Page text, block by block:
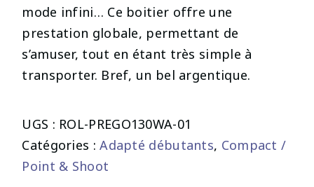
mode infini… Ce boitier offre une
prestation globale, permettant de
s’amuser, tout en étant très simple à
transporter. Bref, un bel argentique.
UGS : ROL-PREGO130WA-01
Catégories :Adapté débutants, Compact /
Point & Shoot